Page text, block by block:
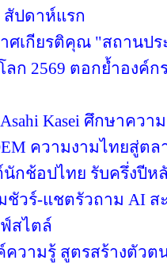
สัปดาห์แรก
ศเกียรติคุณ "สถานป
ก 2569 ตอกย้ำองค์
Kasei ศึกษาคว
ความงามไทยสู่ตล
กช้อปไทย รับครึ่งปีห
ชัวร์-แชตรัวถาม AI
สไตล์
วามรู้ สูตรสร้างตัวต